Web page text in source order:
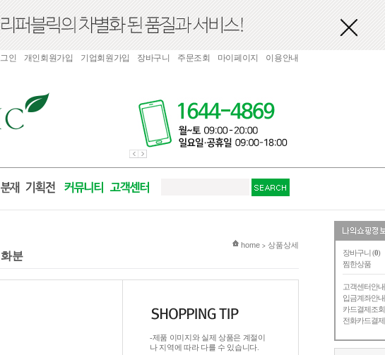
장바구니 (0)
찜한상품
고객센터안내
입금계좌안내
카드결제조회
전화카드결제
인 개인회원가입 기업회원가입 장바구니 주문조회 마이페이지 이용안내
현재 위치
home > 상품상세
분
-제품 이미지와 실제 상품은 계절이
나 지역에 따라 다를 수 있습니다.